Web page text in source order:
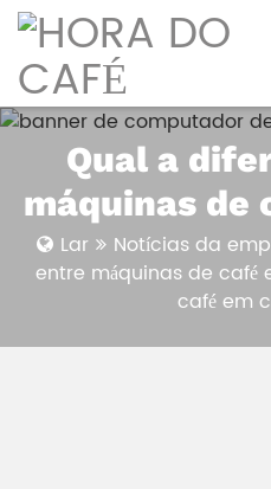
Qual a
máquinas de
e
Lar Notícias da
entre máquinas de café
café em